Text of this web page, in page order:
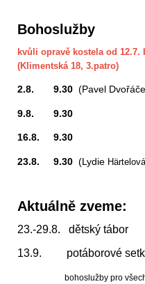
Bohoslužby
kvůli opravě kostela od
(Klimentská 18, 3.patro)
2.8. 9.30 (Pavel
9.8. 9.30
16.8. 9.30
23.8. 9.30 (Lydie
Aktuálně zveme:
23.-29.8. dětský tábor
13.9. potáborové
bohoslužby pro